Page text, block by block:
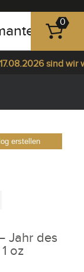
0351
-
43
0
sind wir
erstellen
Jahr des
oz